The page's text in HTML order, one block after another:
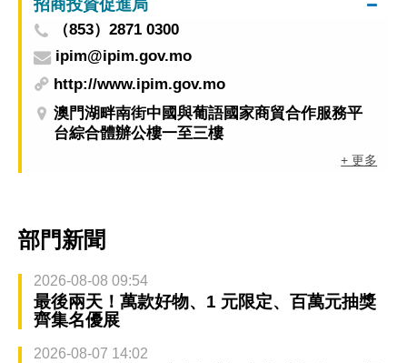
招商投資促進局
（853）2871 0300
ipim@ipim.gov.mo
http://www.ipim.gov.mo
澳門湖畔南街中國與葡語國家商貿合作服務平
台綜合體辦公樓一至三樓
+ 更多
部門新聞
2026-08-08 09:54
最後兩天！萬款好物、1 元限定、百萬元抽獎
齊集名優展
2026-08-07 14:02